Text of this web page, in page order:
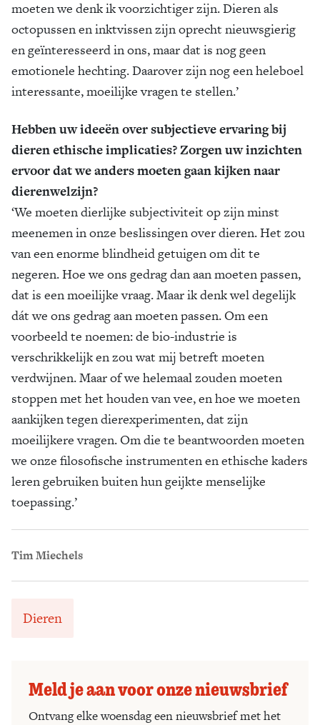
moeten we denk ik voorzichtiger zijn. Dieren als
octopussen en inktvissen zijn oprecht nieuwsgierig
en geïnteresseerd in ons, maar dat is nog geen
emotionele hechting. Daarover zijn nog een heleboel
interessante, moeilijke vragen te stellen.’
Hebben uw ideeën over subjectieve ervaring bij
dieren ethische implicaties? Zorgen uw inzichten
ervoor dat we anders moeten gaan kijken naar
dierenwelzijn?
‘We moeten dierlijke subjectiviteit op zijn minst
meenemen in onze beslissingen over dieren. Het zou
van een enorme blindheid getuigen om dit te
negeren. Hoe we ons gedrag dan aan moeten passen,
dat is een moeilijke vraag. Maar ik denk wel degelijk
dát we ons gedrag aan moeten passen. Om een
voorbeeld te noemen: de bio-industrie is
verschrikkelijk en zou wat mij betreft moeten
verdwijnen. Maar of we helemaal zouden moeten
stoppen met het houden van vee, en hoe we moeten
aankijken tegen dierexperimenten, dat zijn
moeilijkere vragen. Om die te beantwoorden moeten
we onze filosofische instrumenten en ethische kaders
leren gebruiken buiten hun geijkte menselijke
toepassing.’
Tim Miechels
Dieren
Meld je aan voor onze nieuwsbrief
Ontvang elke woensdag een nieuwsbrief met het